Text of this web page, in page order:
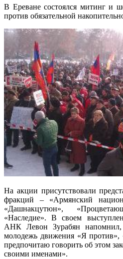
В Ереване состоялся митинг и
против обязательной
На акции присутствовали
фракций – «Армянский
«Дашнакцутюн»,
«Наследие». В своем
АНК Левон Зурабян напомнил,
молодежь движения «Я против»,
предпочитаю говорить об этом
своими именами».